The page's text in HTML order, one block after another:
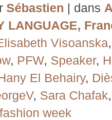
Sébastien | dans
LANGUAGE,
Visoanska
, PFW, Speaker,
El Behairy,
, Sara Chafak
week